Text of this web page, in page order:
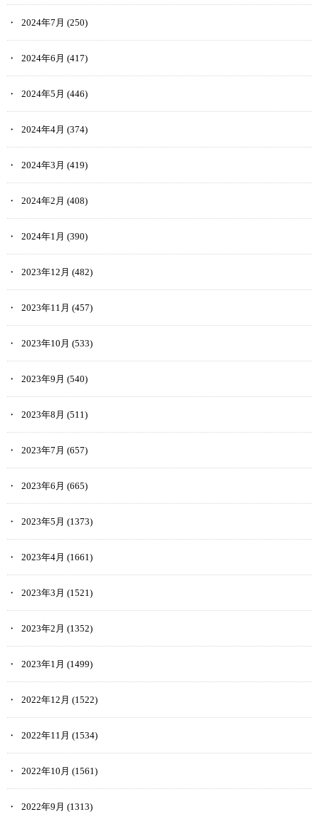
2024年7月 (250)
2024年6月 (417)
2024年5月 (446)
2024年4月 (374)
2024年3月 (419)
2024年2月 (408)
2024年1月 (390)
2023年12月 (482)
2023年11月 (457)
2023年10月 (533)
2023年9月 (540)
2023年8月 (511)
2023年7月 (657)
2023年6月 (665)
2023年5月 (1373)
2023年4月 (1661)
2023年3月 (1521)
2023年2月 (1352)
2023年1月 (1499)
2022年12月 (1522)
2022年11月 (1534)
2022年10月 (1561)
2022年9月 (1313)